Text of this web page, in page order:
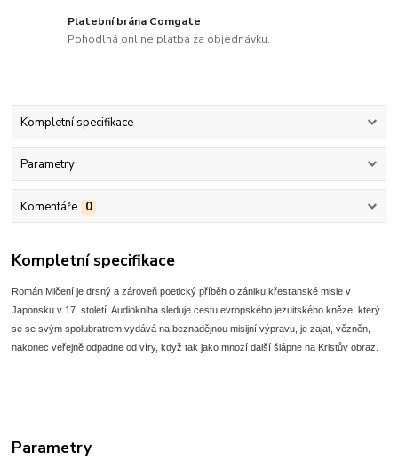
Platební brána Comgate
Pohodlná online platba za objednávku.
Kompletní specifikace
Parametry
Komentáře 0
Kompletní specifikace
Román Mlčení je drsný a zároveň poetický příběh o zániku křesťanské misie v
Japonsku v 17. století. Audiokniha sleduje cestu evropského jezuitského kněze, který
se se svým spolubratrem vydává na beznadějnou misijní výpravu, je zajat, vězněn,
nakonec veřejně odpadne od víry, když tak jako mnozí další šlápne na Kristův obraz.
Parametry